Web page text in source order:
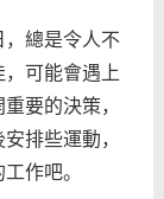
總是令人不
可能會遇上
要的決策，
排些運動，
作吧。